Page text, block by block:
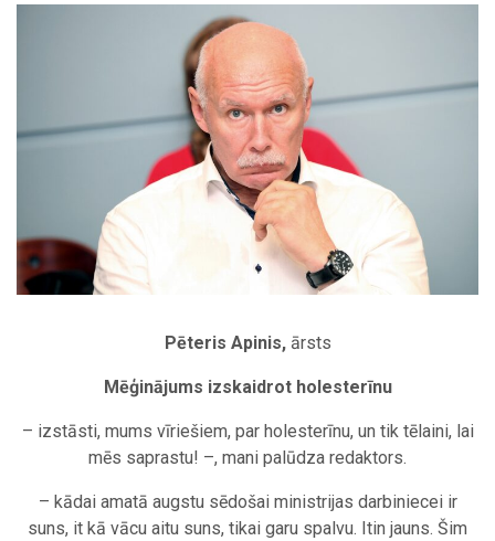
Pēteris Apinis, ārsts
Mēģinājums izskaidrot holesterīnu
– izstāsti, mums vīriešiem, par holesterīnu, un tik tēlaini, lai
mēs saprastu! –, mani palūdza redaktors.
– kādai amatā augstu sēdošai ministrijas darbiniecei ir
suns, it kā vācu aitu suns, tikai garu spalvu. Itin jauns. Šim